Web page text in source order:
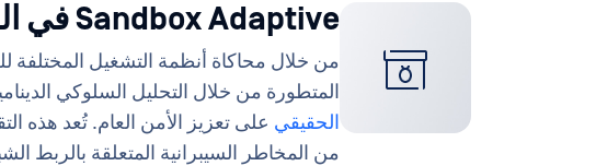
Sandbox Adaptive في الوقت الحقيقي
من خلال محاكاة أنظمة التشغيل
المتطورة من خلال التحليل السلوكي
الحقيقي على تعزيز الأمن العام. تُعد هذه
من المخاطر السيبرانية المتعلقة بالربط